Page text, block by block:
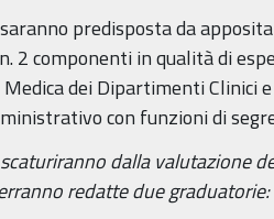
predisposta da
2 componenti in qualità di
dei Dipartimenti Clinici
con funzioni di
dalla valutazione
redatte due graduatorie: